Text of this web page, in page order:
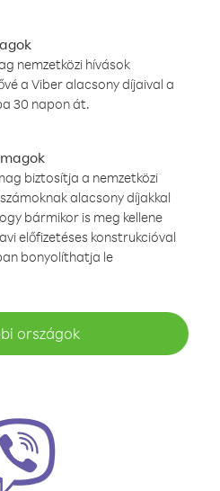
nemzetközi hívások
a Viber alacsony díjaival a
30 napon át.
biztosítja a nemzetközi
alacsony díjakkal
bármikor is meg kellene
előfizetéses konstrukcióval
bonyolíthatja le
országok